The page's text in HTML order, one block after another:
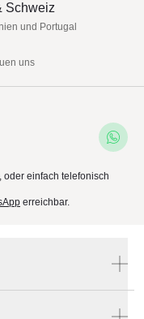
Schweiz
und Portugal
uns
oder einfach telefonisch
erreichbar.